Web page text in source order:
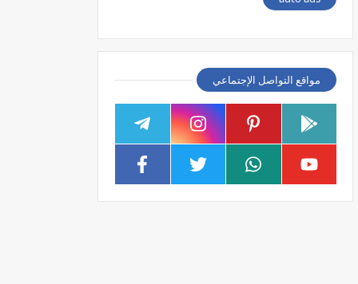
مواقع التواصل الإجتماعي